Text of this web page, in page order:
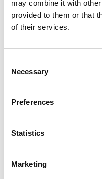
may combine it with
provided to them or that
of their services.
Selection
Necessary
Preferences
Statistics
Marketing
Almacén
palets dedicado al
con cable
9 niveles de carga
un carril Fast Ring